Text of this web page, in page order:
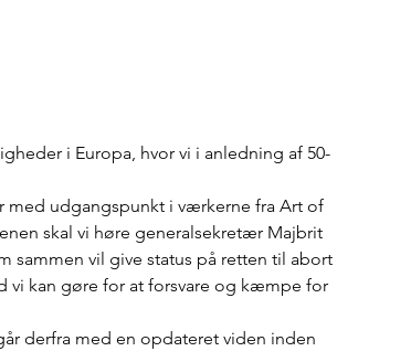
i Europa, hvor vi i anledning af 50-
med udgangspunkt i værkerne fra Art of
skal vi høre generalsekretær Majbrit
sammen vil give status på retten til abort
vi kan gøre for at forsvare og kæmpe for
derfra med en opdateret viden inden